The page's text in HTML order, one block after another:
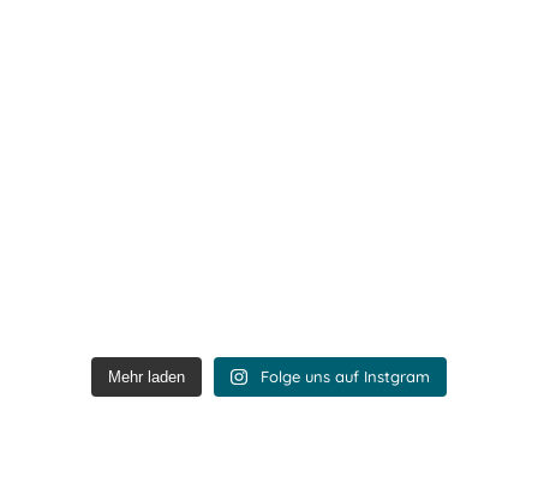
Mehr laden Folge uns auf Instgram